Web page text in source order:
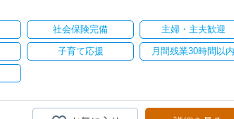
産性が求められており、当事務所でもDXを積極的に
ところで、個人事務所ならではの面白さと実感が当事
なく経験を積み重ねることができます。
業務に向かっています。
社会保険完備 主婦・主夫歓迎
子育て応援 月間残業30時間以内